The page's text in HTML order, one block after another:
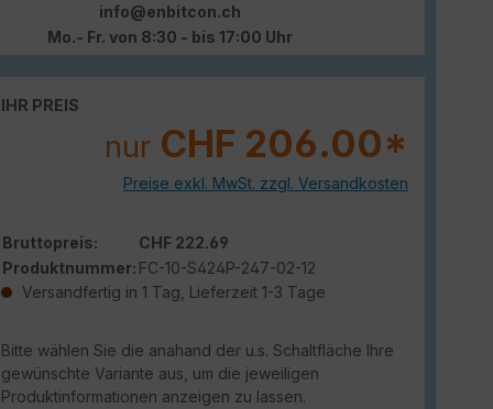
info@enbitcon.ch
Mo.- Fr. von 8:30 - bis 17:00 Uhr
IHR PREIS
nur CHF 206.00*
Preise exkl. MwSt. zzgl. Versandkosten
Bruttopreis:
CHF 222.69
Produktnummer: FC-10-S424P-247-02-12
Versandfertig in 1 Tag, Lieferzeit 1-3 Tage
Bitte wählen Sie die anahand der u.s. Schaltfläche Ihre
gewünschte Variante aus, um die jeweiligen
Produktinformationen anzeigen zu lassen.